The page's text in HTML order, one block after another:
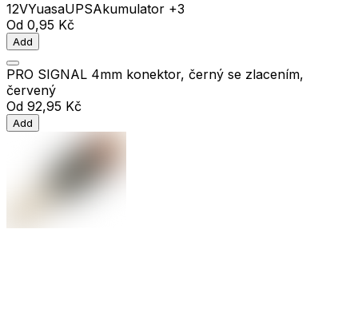
12VYuasaUPSAkumulator +3
Od 0,95 Kč
Add
PRO SIGNAL 4mm konektor, černý se zlacením,
červený
Od 92,95 Kč
Add